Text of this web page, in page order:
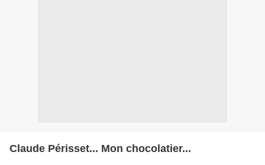
Claude Périsset... Mon chocolatier...